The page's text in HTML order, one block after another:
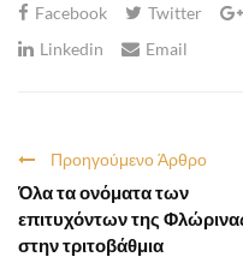
Facebook Twitter
Linkedin
Email
Προηγούμενο Άρθρο
Όλα τα ονόματα των
επιτυχόντων της
στην τριτοβάθμια